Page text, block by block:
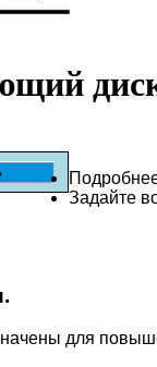
Задайте
для